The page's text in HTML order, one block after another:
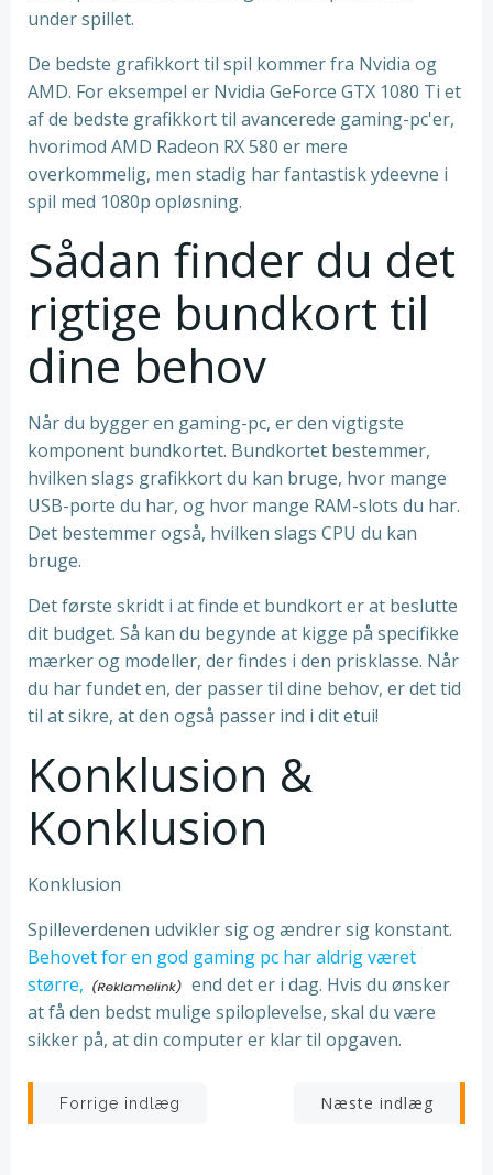
under spillet.
De bedste grafikkort til spil kommer fra Nvidia og
AMD. For eksempel er Nvidia GeForce GTX 1080 Ti et
af de bedste grafikkort til avancerede gaming-pc'er,
hvorimod AMD Radeon RX 580 er mere
overkommelig, men stadig har fantastisk ydeevne i
spil med 1080p opløsning.
Sådan finder du det
rigtige bundkort til
dine behov
Når du bygger en gaming-pc, er den vigtigste
komponent bundkortet. Bundkortet bestemmer,
hvilken slags grafikkort du kan bruge, hvor mange
USB-porte du har, og hvor mange RAM-slots du har.
Det bestemmer også, hvilken slags CPU du kan
bruge.
Det første skridt i at finde et bundkort er at beslutte
dit budget. Så kan du begynde at kigge på specifikke
mærker og modeller, der findes i den prisklasse. Når
du har fundet en, der passer til dine behov, er det tid
til at sikre, at den også passer ind i dit etui!
Konklusion &
Konklusion
Konklusion
Spilleverdenen udvikler sig og ændrer sig konstant.
Behovet for en god gaming pc har aldrig været
større,
end det er i dag. Hvis du ønsker
at få den bedst mulige spiloplevelse, skal du være
sikker på, at din computer er klar til opgaven.
Indlægsnavigation
Forrige indlæg Næste indlæg